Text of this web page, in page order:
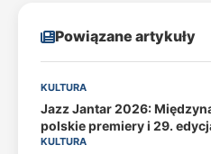
Powiązane artykuły
KULTURA
Jazz Jantar 2026:
polskie premiery i 29.
KULTURA